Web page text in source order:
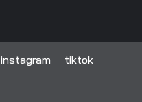
instagram tiktok